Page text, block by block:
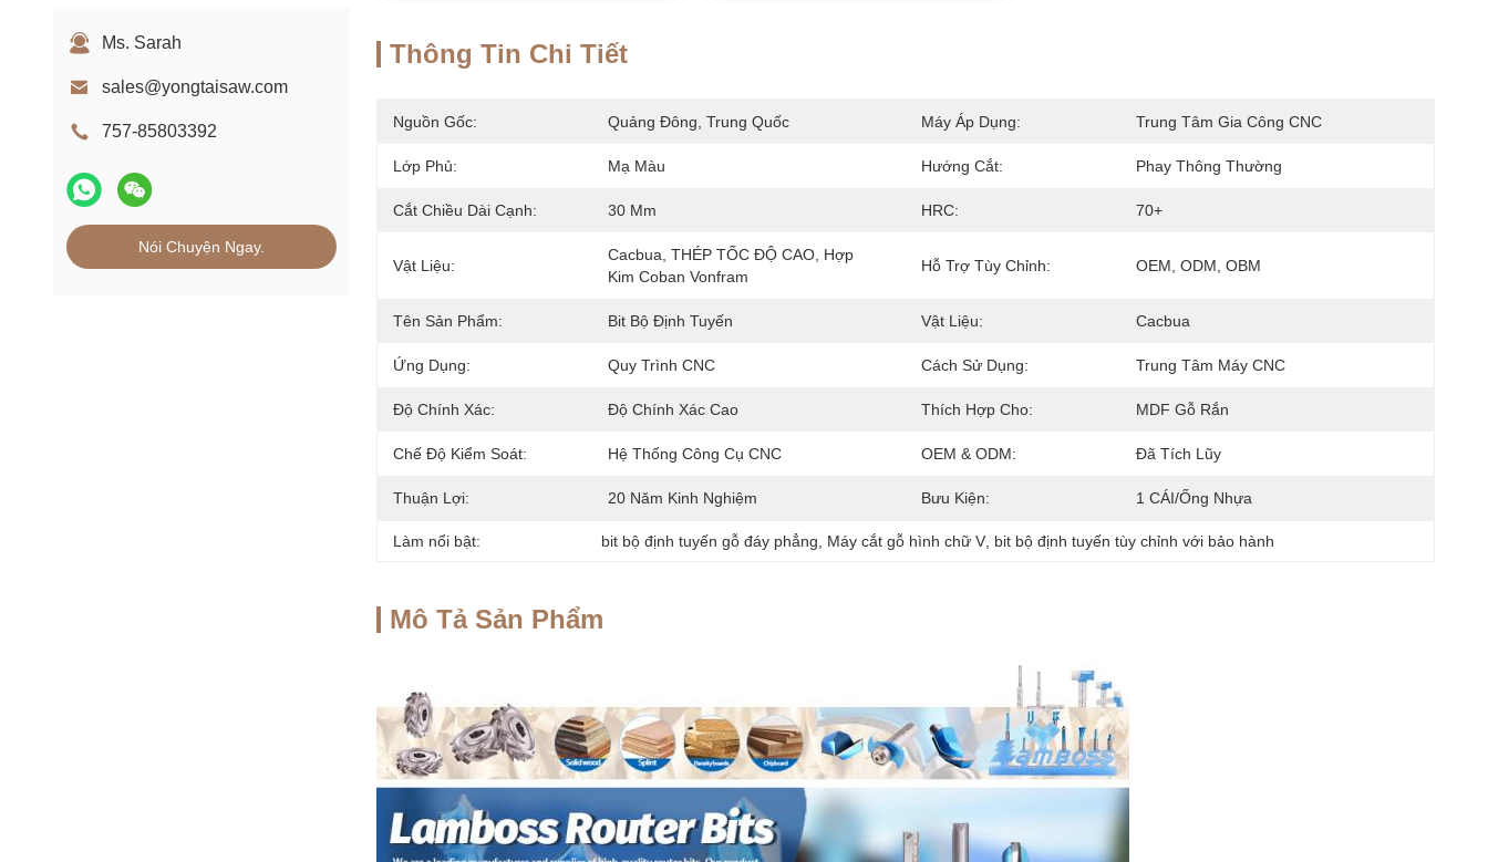
Ms. Sarah
sales@yongtaisaw.com
757-85803392
Nói Chuyện Ngay.
Thông Tin Chi Tiết
Nguồn Gốc: Quảng Đông, Trung Quốc Máy Áp Dụng: Trung Tâm Gia Công CNC
Lớp Phủ: Mạ Màu Hướng Cắt: Phay Thông Thường
Cắt Chiều Dài Cạnh: 30 Mm HRC: 70+
Vật Liệu:
Cacbua, THÉP TỐC ĐỘ CAO, Hợp
Kim Coban Vonfram
Hỗ Trợ Tùy Chỉnh: OEM, ODM, OBM
Tên Sản Phẩm: Bit Bộ Định Tuyến Vật Liệu: Cacbua
Ứng Dụng: Quy Trình CNC Cách Sử Dụng: Trung Tâm Máy CNC
Độ Chính Xác: Độ Chính Xác Cao Thích Hợp Cho: MDF Gỗ Rắn
Chế Độ Kiểm Soát: Hệ Thống Công Cụ CNC OEM & ODM: Đã Tích Lũy
Thuận Lợi: 20 Năm Kinh Nghiệm Bưu Kiện: 1 CÁI/Ống Nhựa
Làm nổi bật: bit bộ định tuyến gỗ đáy phẳng Máy cắt gỗ hình chữ V bit bộ định tuyến tùy chỉnh với bảo hành
Mô Tả Sản Phẩm